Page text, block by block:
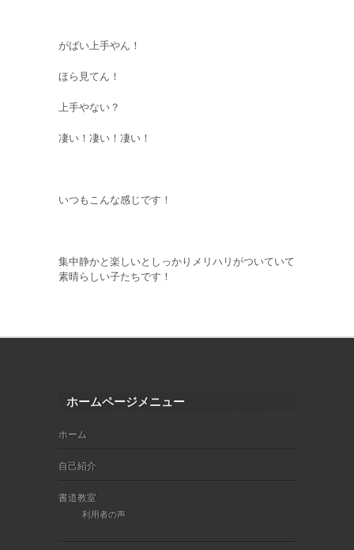
がばい上手やん！
ほら見てん！
上手やない？
凄い！凄い！凄い！
いつもこんな感じです！
集中静かと楽しいとしっかりメリハリがついていて
素晴らしい子たちです！
ホームページメニュー
ホーム
自己紹介
書道教室
利用者の声